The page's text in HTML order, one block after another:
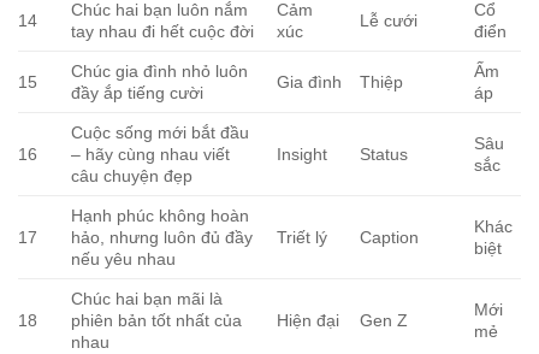
14
Chúc hai bạn luôn nắm
tay nhau đi hết cuộc đời
Cảm
xúc
Lễ cưới
Cổ
điển
15
Chúc gia đình nhỏ luôn
đầy ắp tiếng cười
Gia đình Thiệp
Ấm
áp
16
Cuộc sống mới bắt đầu
– hãy cùng nhau viết
câu chuyện đẹp
Insight Status
Sâu
sắc
17
Hạnh phúc không hoàn
hảo, nhưng luôn đủ đầy
nếu yêu nhau
Triết lý Caption
Khác
biệt
18
Chúc hai bạn mãi là
phiên bản tốt nhất của
nhau
Hiện đại Gen Z
Mới
mẻ